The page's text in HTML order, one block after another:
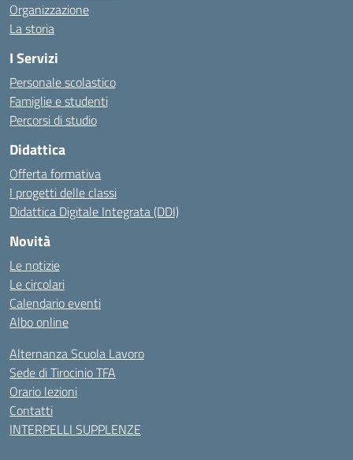
Organizzazione
La storia
I Servizi
Personale scolastico
Famiglie e studenti
Percorsi di studio
Didattica
Offerta formativa
I progetti delle classi
Didattica Digitale Integrata (DDI)
Novità
Le notizie
Le circolari
Calendario eventi
Albo online
Alternanza Scuola Lavoro
Sede di Tirocinio TFA
Orario lezioni
Contatti
INTERPELLI SUPPLENZE